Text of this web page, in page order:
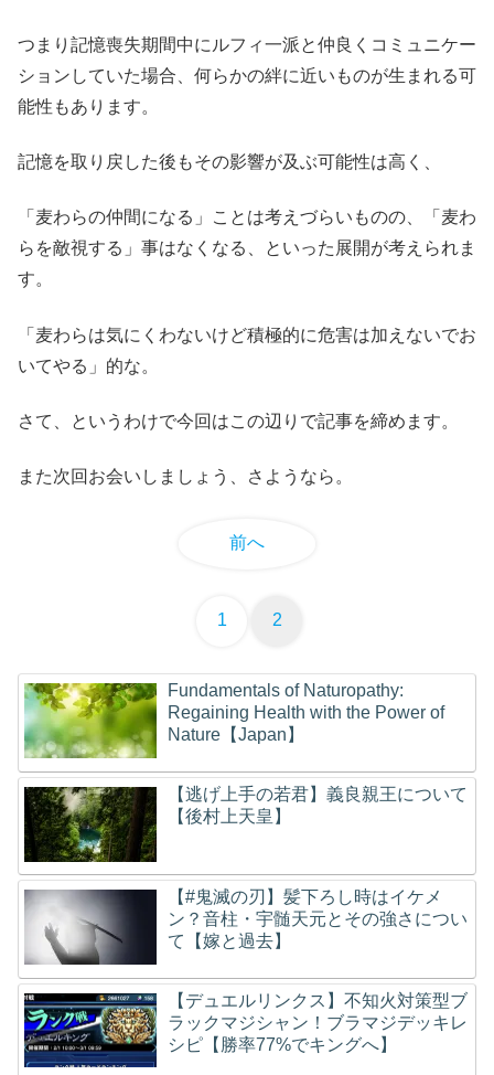
つまり記憶喪失期間中にルフィ一派と仲良くコミュニケー
ションしていた場合、何らかの絆に近いものが生まれる可
能性もあります。
記憶を取り戻した後もその影響が及ぶ可能性は高く、
「麦わらの仲間になる」ことは考えづらいものの、「麦わ
らを敵視する」事はなくなる、といった展開が考えられま
す。
「麦わらは気にくわないけど積極的に危害は加えないでお
いてやる」的な。
さて、というわけで今回はこの辺りで記事を締めます。
また次回お会いしましょう、さようなら。
前へ
1 2
Fundamentals of Naturopathy:
Regaining Health with the Power of
Nature【Japan】
【逃げ上手の若君】義良親王について
【後村上天皇】
【#鬼滅の刃】髪下ろし時はイケメ
ン？音柱・宇髄天元とその強さについ
て【嫁と過去】
【デュエルリンクス】不知火対策型ブ
ラックマジシャン！ブラマジデッキレ
シピ【勝率77%でキングへ】